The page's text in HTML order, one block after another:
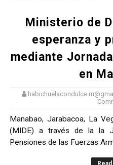
Ministerio de
esperanza y
mediante
en
Manabao, Jarabacoa, La
(MIDE) a través de la la
Pensiones de las Fuerzas